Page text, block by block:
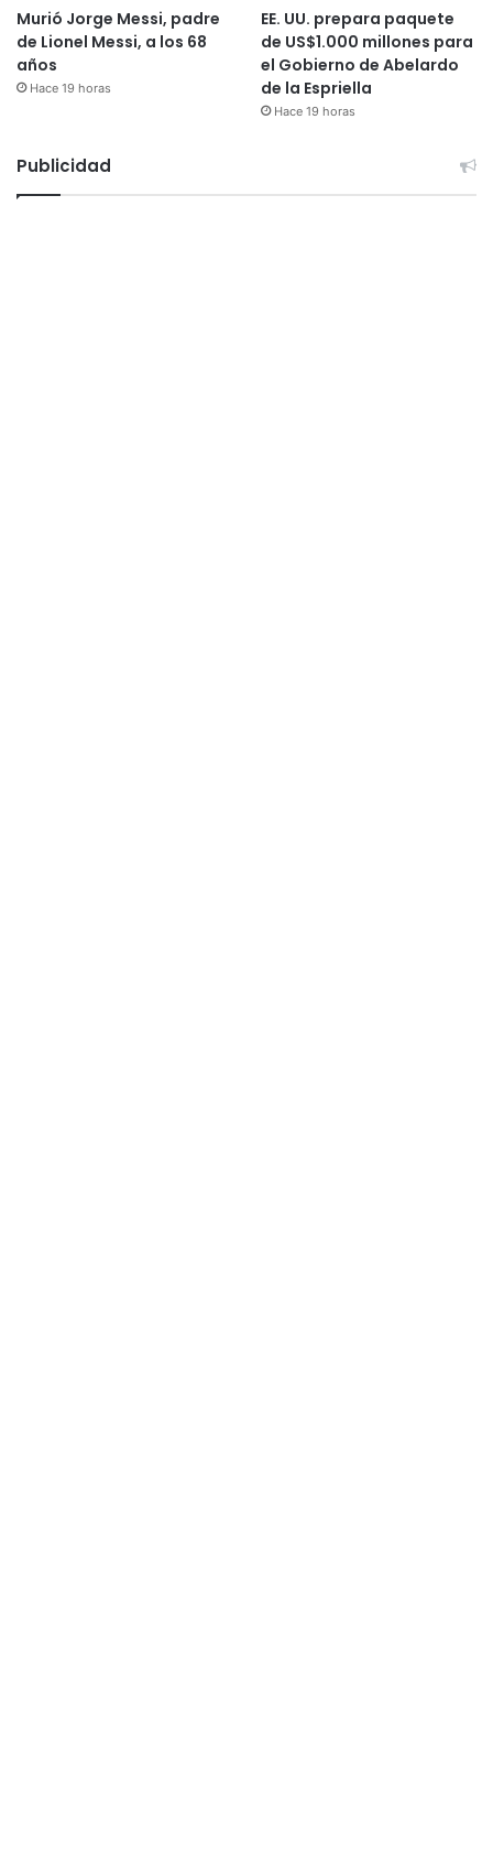
Murió Jorge Messi, padre
de Lionel Messi, a los 68
años
Hace 19 horas
EE. UU. prepara paquete
de US$1.000 millones para
el Gobierno de Abelardo
de la Espriella
Hace 19 horas
Publicidad